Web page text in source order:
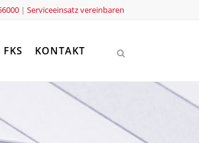
| Serviceeinsatz vereinbaren
FKS KONTAKT